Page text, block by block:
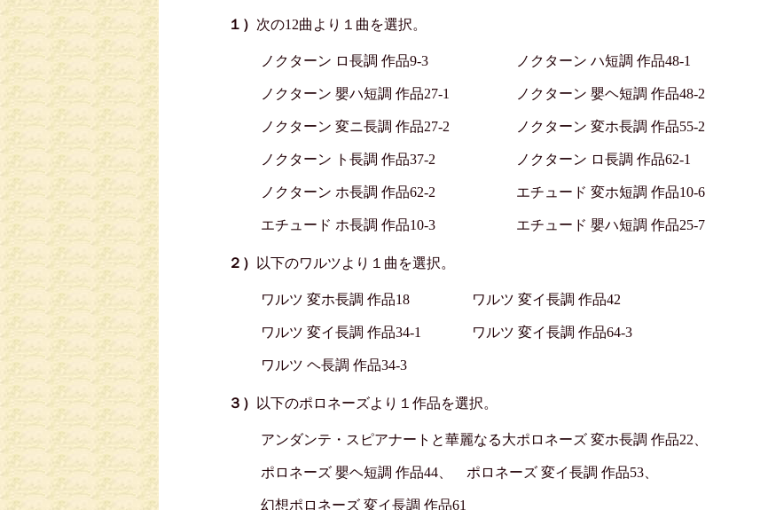
１） 次の12曲より１曲を選択。
ノクターン ロ長調 作品9-3
ノクターン 嬰ハ短調 作品27-1
ノクターン 変ニ長調 作品27-2
ノクターン ト長調 作品37-2
ノクターン ホ長調 作品62-2
エチュード ホ長調 作品10-3
ノクターン ハ短調 作品48-1
ノクターン 嬰ヘ短調 作品48-2
ノクターン 変ホ長調 作品55-2
ノクターン ロ長調 作品62-1
エチュード 変ホ短調 作品10-6
エチュード 嬰ハ短調 作品25-7
２） 以下のワルツより１曲を選択。
ワルツ 変ホ長調 作品18
ワルツ 変イ長調 作品34-1
ワルツ ヘ長調 作品34-3
ワルツ 変イ長調 作品42
ワルツ 変イ長調 作品64-3
３） 以下のポロネーズより１作品を選択。
アンダンテ・スピアナートと華麗なる大ポロネーズ 変ホ長調 作品22、
ポロネーズ 嬰ヘ短調 作品44、 ポロネーズ 変イ長調 作品53、
幻想ポロネーズ 変イ長調 作品61